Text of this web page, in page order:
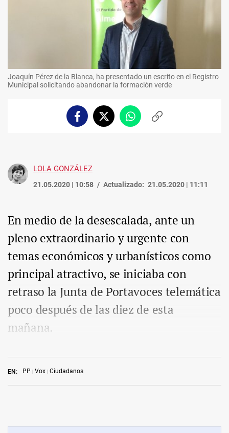
Joaquín Pérez de la Blanca, ha presentado un escrito en el Registro
Municipal solicitando abandonar la formación verde
FacebookTwitterWhatsappCopiar
LOLA GONZÁLEZ
21.05.2020 | 10:58 Actualizado: 21.05.2020 | 11:11
EN: PP Vox Ciudadanos
En medio de la desescalada, ante un
pleno extraordinario y urgente con
temas económicos y urbanísticos como
principal atractivo, se iniciaba con
retraso la Junta de Portavoces telemática
poco después de las diez de esta
mañana.